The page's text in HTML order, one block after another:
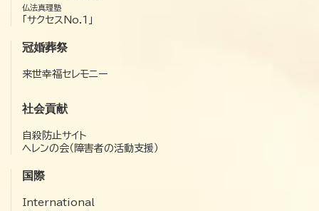
仏法真理塾
「サクセスNo.1」
冠婚葬祭
来世幸福セレモニー
社会貢献
自殺防止サイト
ヘレンの会（障害者の活動支援）
国際
International